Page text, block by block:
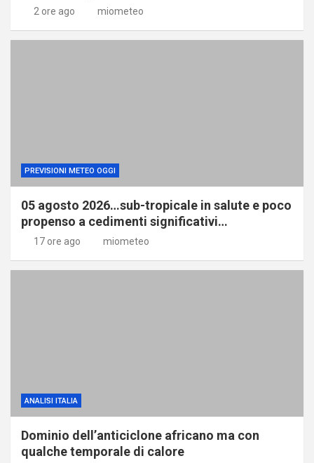
2 ore ago miometeo
PREVISIONI METEO OGGI
05 agosto 2026…sub-tropicale in salute e poco
propenso a cedimenti significativi…
17 ore ago miometeo
ANALISI ITALIA
Dominio dell’anticiclone africano ma con
qualche temporale di calore